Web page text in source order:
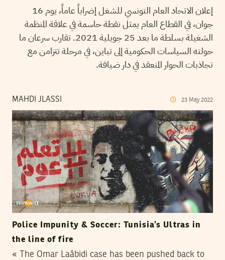
إعلان الاتحاد العام التونسي للشغل إضراباً عاماً، يوم 16
جوان، في القطاع العام يمثل نقطة حاسمة في علاقة المنظمة
الشغيلة بسلطة ما بعد 25 جويلية 2021. تقارب سرعان ما
حولته السياسات الحكومية إلى تباين، في مرحلة تتزامن مع
تجاذبات الحوار المنعقد في دار ضيافة.
MAHDI JLASSI 23 May 2022
Police Impunity & Soccer: Tunisia’s Ultras in
the line of fire
« The Omar Laâbidi case has been pushed back to